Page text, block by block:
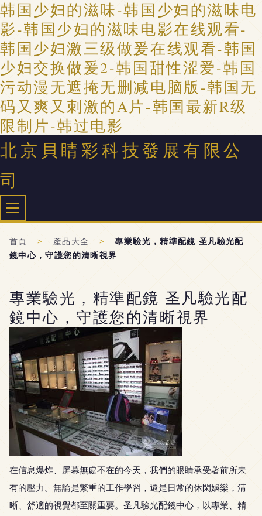
韩国少妇的滋味-韩国少妇的滋味电
影-韩国少妇的滋味电影在线观看-
韩国少妇激三级做爰在线观看-韩国
少妇交换做爰2-韩国甜性涩爱-韩国
污动漫无遮掩无删减电脑版-韩国无
码又爽又刺激的A片-韩国最新R级
限制片-韩过电影
北京貝睛彩科技發展有限公
司
首頁 > 產品大全 >
專業驗光，精準配鏡 圣凡驗光配
鏡中心，守護您的清晰視界
專業驗光，精準配鏡 圣凡驗光配
鏡中心，守護您的清晰視界
在信息爆炸、屏幕無處不在的今天，我們的眼睛承受著前所未
有的壓力。無論是繁重的工作學習，還是日常的休閑娛樂，清
晰、舒適的視覺都至關重要。圣凡驗光配鏡中心，以專業、精